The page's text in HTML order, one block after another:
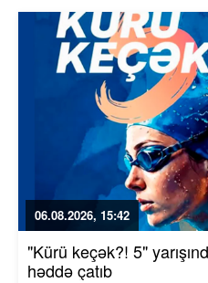
06.08.2026, 15:42
"Kürü keçək?! 5"
həddə çatıb